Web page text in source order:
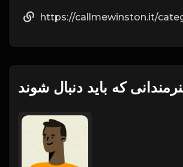
https://callmewinston.it/category/senza-
که باید دنبال شوند